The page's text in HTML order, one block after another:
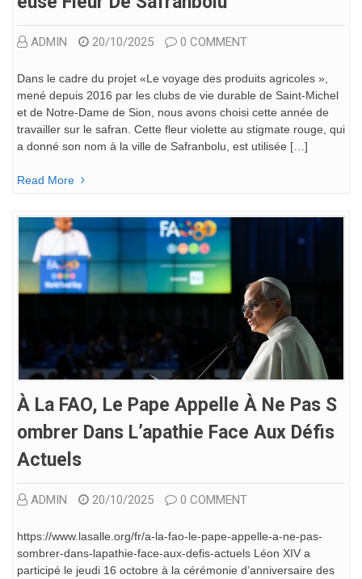
ADMIN 20/10/2025 0 COMMENT
Dans le cadre du projet «Le voyage des produits agricoles »,
mené depuis 2016 par les clubs de vie durable de Saint-Michel
et de Notre-Dame de Sion, nous avons choisi cette année de
travailler sur le safran. Cette fleur violette au stigmate rouge, qui
a donné son nom à la ville de Safranbolu, est utilisée […]
Read More
À La FAO, Le Pape Appelle À Ne Pas S
Ombrer Dans L’apathie Face Aux Défis
Actuels
ADMIN 20/10/2025 0 COMMENT
https://www.lasalle.org/fr/a-la-fao-le-pape-appelle-a-ne-pas-
sombrer-dans-lapathie-face-aux-defis-actuels Léon XIV a
participé le jeudi 16 octobre à la cérémonie d’anniversaire des